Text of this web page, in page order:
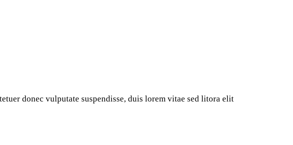
donec vulputate suspendisse, duis lorem vitae sed litora elit